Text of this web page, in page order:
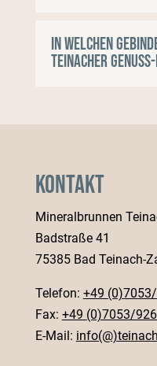
In welchen
Teinacher
Kontakt
Mineralbrunnen
Badstraße 41
75385 Bad Teinach-
Telefon: +49
Fax: +49 (0)7053/
E-Mail: